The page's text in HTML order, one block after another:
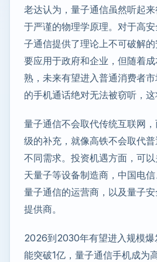
老达认为，量子通信虽然听起
于严谨的物理学原理。对于高
子通信提供了理论上不可破解
要应用于政府和企业，但随着
熟，未来有望进入普通消费者
的手机通话绝对无法被窃听，这
量子通信不会取代传统互联网
级的补充，就像高铁不会取代
不同需求。投资机遇方面，可
天量子等设备制造商，中国电
量子通信的运营商，以及量子
提供商。
2026到2030年有望进入规模爆
能突破1亿，量子通信手机成为